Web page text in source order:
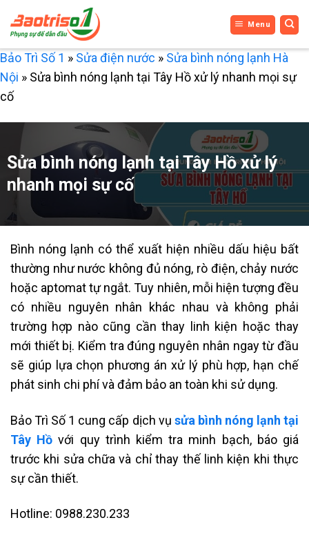
qua
nội
dung
Menu
Bảo Trì Số 1 » Sửa điện nước » Sửa bình nóng lạnh Hà
Nội » Sửa bình nóng lạnh tại Tây Hồ xử lý nhanh mọi sự
cố
Sửa bình nóng lạnh tại Tây Hồ xử lý
nhanh mọi sự cố
Bình nóng lạnh có thể xuất hiện nhiều dấu hiệu bất
thường như nước không đủ nóng, rò điện, chảy nước
hoặc aptomat tự ngắt. Tuy nhiên, mỗi hiện tượng đều
có nhiều nguyên nhân khác nhau và không phải
trường hợp nào cũng cần thay linh kiện hoặc thay
mới thiết bị. Kiểm tra đúng nguyên nhân ngay từ đầu
sẽ giúp lựa chọn phương án xử lý phù hợp, hạn chế
phát sinh chi phí và đảm bảo an toàn khi sử dụng.
Bảo Trì Số 1 cung cấp dịch vụ sửa bình nóng lạnh tại
Tây Hồ với quy trình kiểm tra minh bạch, báo giá
trước khi sửa chữa và chỉ thay thế linh kiện khi thực
sự cần thiết.
Hotline: 0988.230.233